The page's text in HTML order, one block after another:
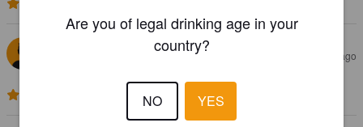
MISSJEZZK 8 years ago
Are you of legal drinking age in your
country?
NO YES